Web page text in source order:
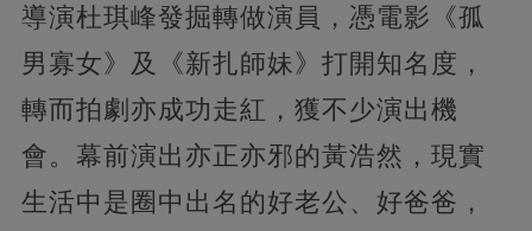
導演杜琪峰發掘轉做演員，憑電影《孤
男寡女》及《新扎師妹》打開知名度，
轉而拍劇亦成功走紅，獲不少演出機
會。幕前演出亦正亦邪的黃浩然，現實
生活中是圈中出名的好老公、好爸爸，